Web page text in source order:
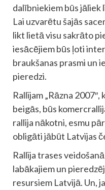
dalībniekiem būs jāliek
Lai uzvarētu šajās
likt lietā visu sakrāto
iesācējiem būs ļoti
braukšanas prasmi un
pieredzi.
Rallijam „Rāzna
beigās, būs
rallija nākotni, esmu
obligāti jābūt Latvijas
Rallija trases
labākajiem un
resursiem Latvijā. Un,